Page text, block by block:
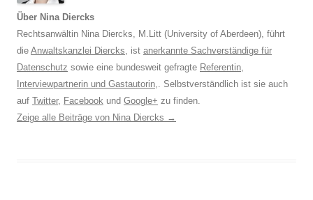
Über Nina Diercks
Rechtsanwältin Nina Diercks, M.Litt (University of Aberdeen), führt
die Anwaltskanzlei Diercks, ist anerkannte Sachverständige für
Datenschutz sowie eine bundesweit gefragte Referentin,
Interviewpartnerin und Gastautorin,. Selbstverständlich ist sie auch
auf Twitter, Facebook und Google+ zu finden.
Zeige alle Beiträge von Nina Diercks →